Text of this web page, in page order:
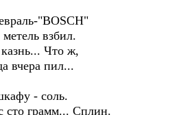
"BOSCH"
взбил.
Что ж,
вчера пил...
- соль.
сто грамм... Сплин.